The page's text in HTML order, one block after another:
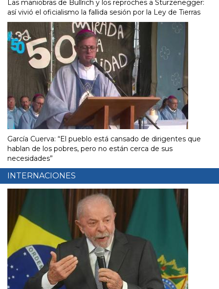
Las maniobras de Bullrich y los reproches a Sturzenegger:
así vivió el oficialismo la fallida sesión por la Ley de Tierras
García Cuerva: “El pueblo está cansado de dirigentes que
hablan de los pobres, pero no están cerca de sus
necesidades”
INTERNACIONES